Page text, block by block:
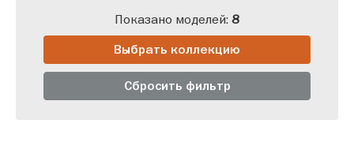
Показано моделей: 8
Сбросить фильтр
Выбрать коллекцию